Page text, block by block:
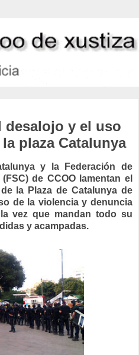
desalojo y el uso
plaza Catalunya
y la Federación de
de CCOO lamentan el
la Plaza de Catalunya de
de la violencia y denuncia
vez que mandan todo su
y acampadas.